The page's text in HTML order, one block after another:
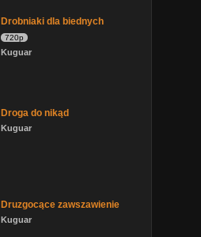
Drobniaki dla biednych
720p
Kuguar
Droga do nikąd
Kuguar
Druzgocące zawszawienie
Kuguar